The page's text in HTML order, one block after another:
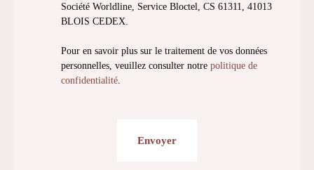
Société Worldline, Service Bloctel, CS 61311, 41013
BLOIS CEDEX.
Pour en savoir plus sur le traitement de vos données
personnelles, veuillez consulter notre politique de
confidentialité
Envoyer